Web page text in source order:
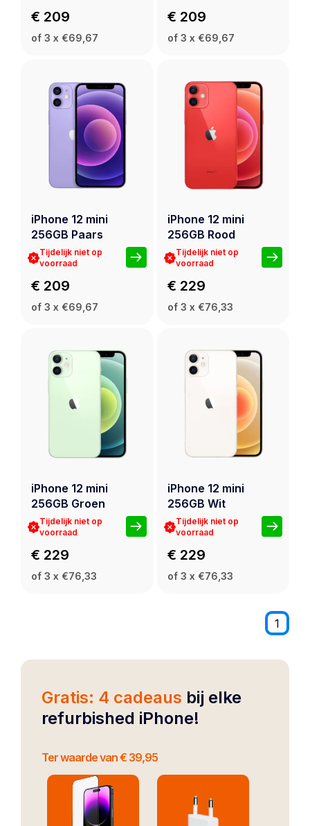
€ 209
of 3 x €69,67
€ 209
of 3 x €69,67
iPhone 12 mini
256GB Paars
Tijdelijk niet op
voorraad
€ 209
of 3 x €69,67
iPhone 12 mini
256GB Rood
Tijdelijk niet op
voorraad
€ 229
of 3 x €76,33
iPhone 12 mini
256GB Groen
Tijdelijk niet op
voorraad
€ 229
of 3 x €76,33
iPhone 12 mini
256GB Wit
Tijdelijk niet op
voorraad
€ 229
of 3 x €76,33
1
Gratis: 4 cadeaus bij elke
refurbished iPhone!
Ter waarde van € 39,95